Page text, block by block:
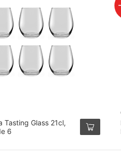
Tasting Glass 21cl,
6